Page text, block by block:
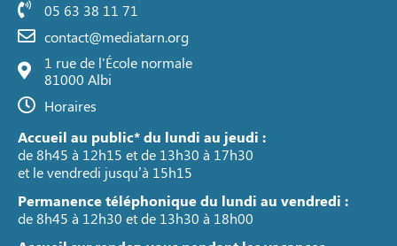
05 63 38 11 71
contact@mediatarn.org
1 rue de l'École normale
81000 Albi
Horaires
Accueil au public* du lundi au jeudi :
de 8h45 à 12h15 et de 13h30 à 17h30
et le vendredi jusqu’à 15h15
Permanence téléphonique du lundi au vendredi :
de 8h45 à 12h30 et de 13h30 à 18h00